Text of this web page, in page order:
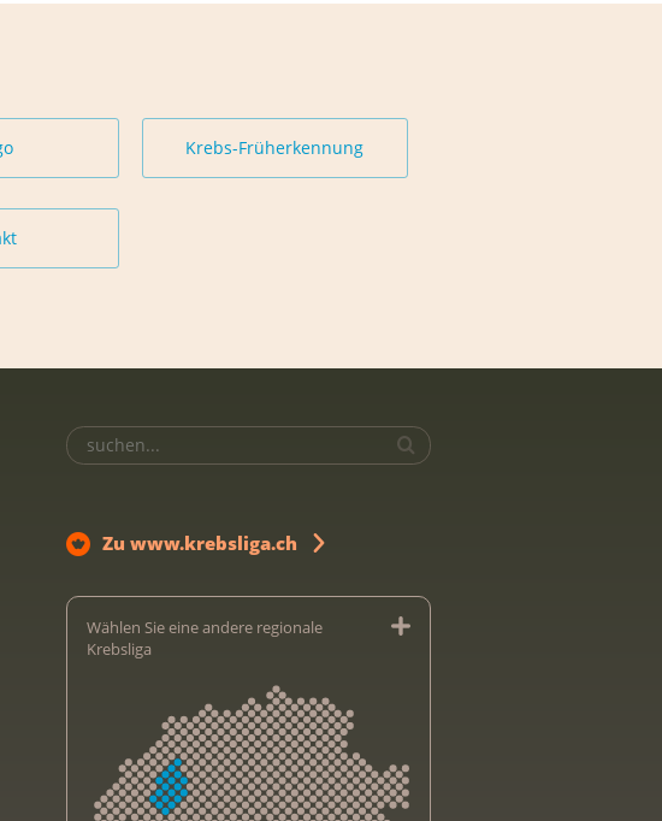
Krebs-Früherkennung
Zu www.krebsliga.ch
Wählen Sie eine andere regionale
Krebsliga